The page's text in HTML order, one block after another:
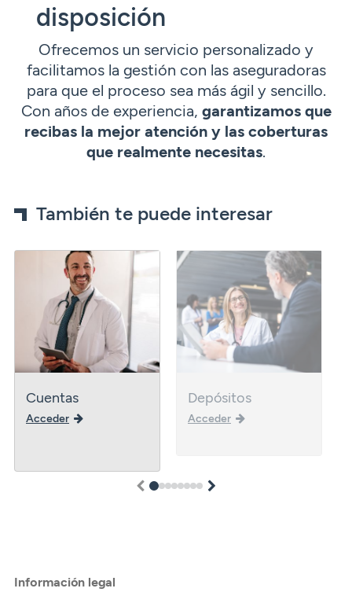
disposición
Ofrecemos un servicio personalizado y
facilitamos la gestión con las aseguradoras
para que el proceso sea más ágil y sencillo.
Con años de experiencia, garantizamos que
recibas la mejor atención y las coberturas
que realmente necesitas.
También te puede interesar
Cuentas
Acceder
Depósitos
Acceder
12345678
Información legal